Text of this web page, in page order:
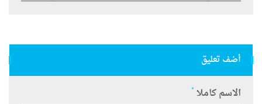
أضف تعليق
الاسم كاملا *